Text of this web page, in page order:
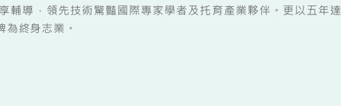
輔導，領先技術驚豔國際專家學者及托育產業夥伴。更以五年達
終身志業。